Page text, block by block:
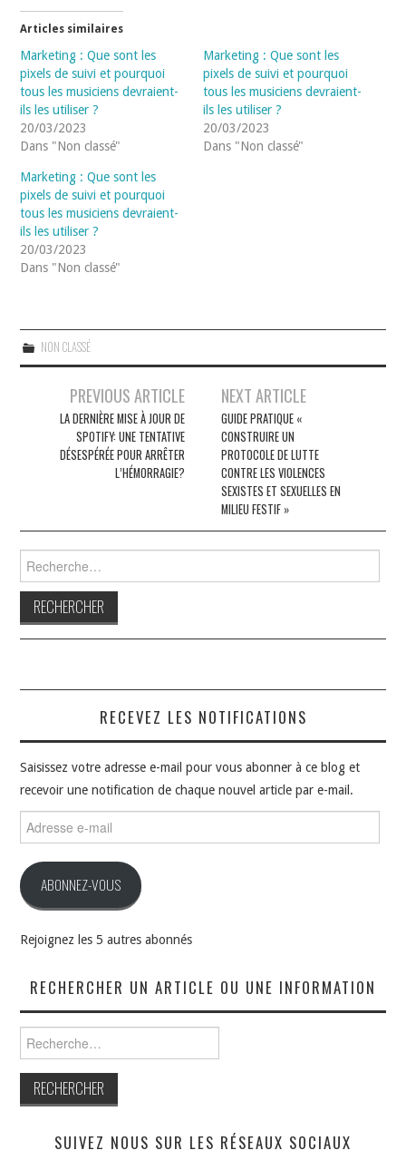
Articles similaires
Marketing : Que sont les
pixels de suivi et pourquoi
tous les musiciens devraient-
ils les utiliser ?
20/03/2023
Dans "Non classé"
Marketing : Que sont les
pixels de suivi et pourquoi
tous les musiciens devraient-
ils les utiliser ?
20/03/2023
Dans "Non classé"
Marketing : Que sont les
pixels de suivi et pourquoi
tous les musiciens devraient-
ils les utiliser ?
20/03/2023
Dans "Non classé"
NON CLASSÉ
Navigation
articles
PREVIOUS ARTICLE
LA DERNIÈRE MISE À JOUR DE
SPOTIFY: UNE TENTATIVE
DÉSESPÉRÉE POUR ARRÊTER
L’HÉMORRAGIE?
NEXT ARTICLE
GUIDE PRATIQUE «
CONSTRUIRE UN
PROTOCOLE DE LUTTE
CONTRE LES VIOLENCES
SEXISTES ET SEXUELLES EN
MILIEU FESTIF »
RECEVEZ LES NOTIFICATIONS
Saisissez votre adresse e-mail pour vous abonner à ce blog et
recevoir une notification de chaque nouvel article par e-mail.
e-
ABONNEZ-VOUS
Rejoignez les 5 autres abonnés
RECHERCHER UN ARTICLE OU UNE INFORMATION
SUIVEZ NOUS SUR LES RÉSEAUX SOCIAUX